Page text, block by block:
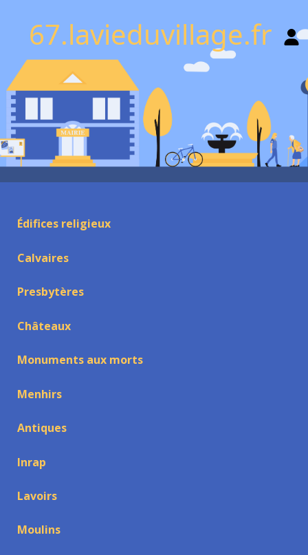
67.lavieduvillage.fr
Édifices religieux
Calvaires
Presbytères
Châteaux
Monuments aux morts
Menhirs
Antiques
Inrap
Lavoirs
Moulins